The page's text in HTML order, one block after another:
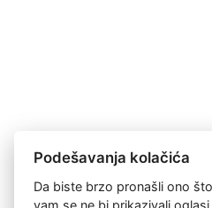
Podešavanja kolačića
Da biste brzo pronašli ono
vam se ne bi prikazivali